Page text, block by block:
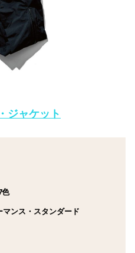
ジャケット
色
ンス・スタンダード